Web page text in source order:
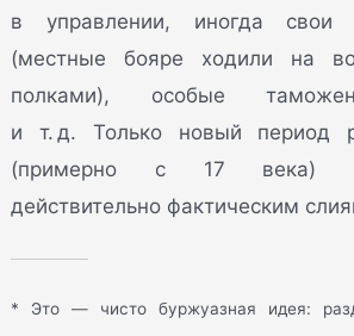
в управлении, иногда свои
(местные бояре ходили на
полками), особые
и т. д. Только новый период
(примерно с 17 века)
действительно фактическим
* Это — чисто буржуазная идея: